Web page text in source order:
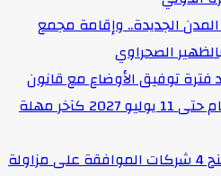
الجديدة.. وإقامة مجمع
فترة توفيق الأوضاع مع قانون
التأمين الموحد لمدة عام حتى 11 يوليو 2027 كآخر مهلة
هيئة الرقابة المالية تمنح 4 شركات الموافقة على مزاولة